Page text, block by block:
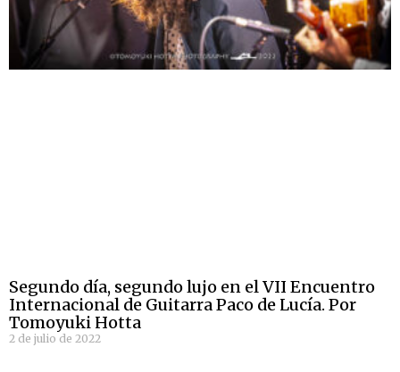
Segundo día, segundo lujo en el VII Encuentro
Internacional de Guitarra Paco de Lucía. Por
Tomoyuki Hotta
2 de julio de 2022